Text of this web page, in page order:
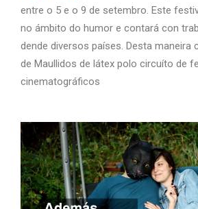
entre o 5 e o 9 de setembro. Este
no ámbito do humor e contará con
dende diversos países. Desta maneira
de Maullidos de látex polo circuíto de
cinematográficos